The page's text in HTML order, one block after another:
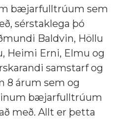
bæjarfulltrúum sem
sérstaklega þó
Baldvin, Höllu
Heimi Erni, Elmu og
samstarf og
8 árum sem og
bæjarfulltrúum
með. Allt er þetta